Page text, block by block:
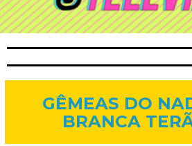
GÊMEAS DO
BRANCA